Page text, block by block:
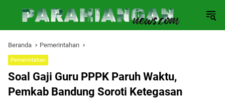
Beranda Pemerintahan
Pemerintahan
Soal Gaji Guru PPPK Paruh Waktu,
Pemkab Bandung Soroti Ketegasan